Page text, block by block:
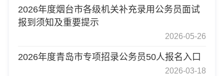
2026年度烟台市各级机关补充录用公务员面试
报到须知及重要提示
2026-05-26
2026年度青岛市专项招录公务员50人报名入口
2026-03-18